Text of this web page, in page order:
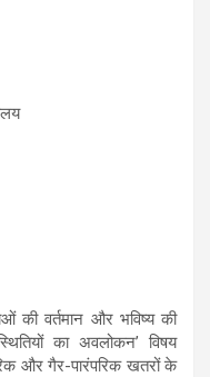
की वर्तमान और भविष्य की
का अवलोकन’ विषय
और गैर-पारंपरिक खतरों के